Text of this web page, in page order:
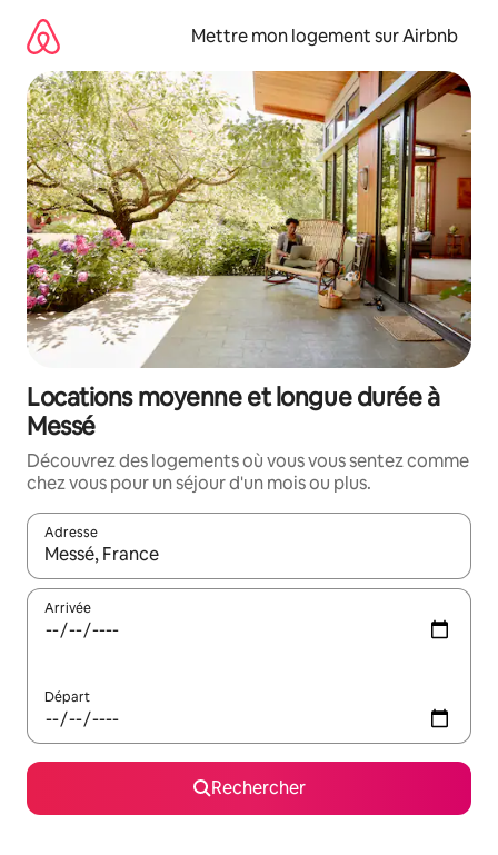
directement
contenu
Mettre mon logement sur Airbnb
Locations moyenne et longue durée à
Messé
Découvrez des logements où vous vous sentez comme
chez vous pour un séjour d'un mois ou plus.
Adresse
Lorsque les résultats s'affichent, utilisez les flèches vers le
Arrivée
Départ
Rechercher